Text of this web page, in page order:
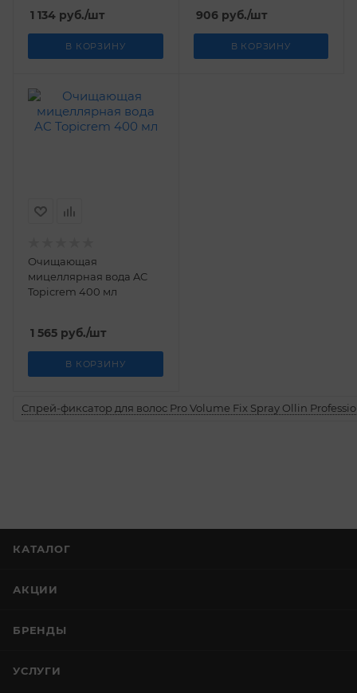
1 134 руб./шт
В КОРЗИНУ
906руб./шт
В КОРЗИНУ
Очищающая
мицеллярная вода AC
Topicrem 400 мл
1 565 руб./шт
В КОРЗИНУ
Спрей-фиксатор для волос Pro Volume Fix Spray Ollin
КАТАЛОГ
АКЦИИ
БРЕНДЫ
УСЛУГИ